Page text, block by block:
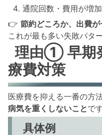
通院回数・費用が増加
👉 節約どころか、出費
これが最も多い失敗パタ
理由① 早期
療費対策
医療費を抑える一番の方法
病気を重くしないことです
具体例